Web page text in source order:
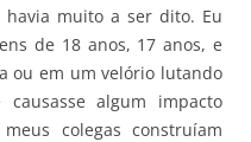
muito a ser dito. Eu
de 18 anos, 17 anos, e
ou em um velório lutando
algum impacto
colegas construíam